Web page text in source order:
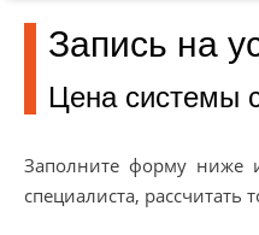
Запись на
Цена системы
Заполните форму ниже
специалиста,